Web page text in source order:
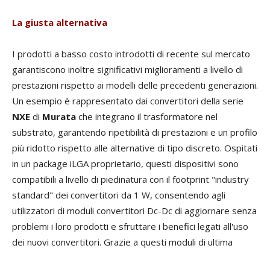
La giusta alternativa
I prodotti a basso costo introdotti di recente sul mercato
garantiscono inoltre significativi miglioramenti a livello di
prestazioni rispetto ai modelli delle precedenti generazioni.
Un esempio è rappresentato dai convertitori della serie
NXE di Murata che integrano il trasformatore nel
substrato, garantendo ripetibilità di prestazioni e un profilo
più ridotto rispetto alle alternative di tipo discreto. Ospitati
in un package iLGA proprietario, questi dispositivi sono
compatibili a livello di piedinatura con il footprint "industry
standard" dei convertitori da 1 W, consentendo agli
utilizzatori di moduli convertitori Dc-Dc di aggiornare senza
problemi i loro prodotti e sfruttare i benefici legati all'uso
dei nuovi convertitori. Grazie a questi moduli di ultima